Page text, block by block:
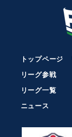
トップページ
リーグ参戦
リーグ一覧
ニュース